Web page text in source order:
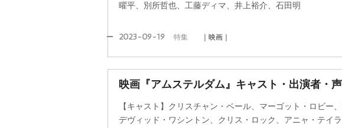
曜平、別所哲也、工藤ディマ、井上裕介、石田明
2023-09-19 特集 ｜映画｜
映画『アムステルダム』キャスト・出演者・
【キャスト】クリスチャン・ベール、マーゴット・ロビー
デヴィッド・ワシントン、クリス・ロック、アニャ・テイ